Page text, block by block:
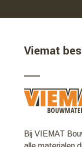
Viemat
Bij VIEMAT